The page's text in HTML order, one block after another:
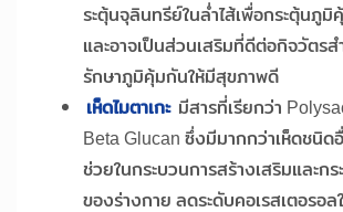
ระตุ้นจุลินทรีย์ในล่ำไส้เพื่อกระตุ้นภูมิ
และอาจเป็นส่วนเสริมที่ดีต่อกิจวัตร
รักษาภูมิคุ้มกันให้มีสุขภาพดี
เห็ดไมตาเกะ มีสารที่เรียกว่า
Beta Glucan ซึ่งมีมากกว่าเห็ดชนิด
ช่วยในกระบวนการสร้างเสริมและก
ของร่างกาย ลดระดับคอเรสเตอรอ